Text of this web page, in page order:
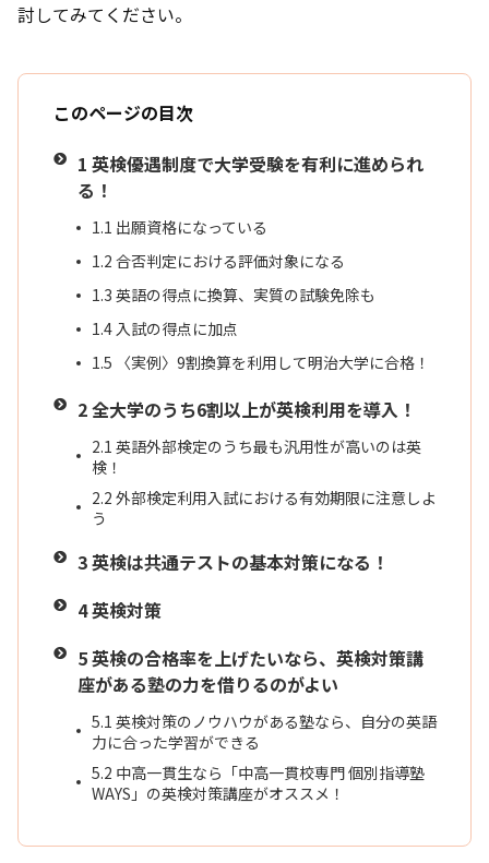
討してみてください。
このページの目次
1 英検優遇制度で大学受験を有利に進められ
る！
1.1 出願資格になっている
1.2 合否判定における評価対象になる
1.3 英語の得点に換算、実質の試験免除も
1.4入試の得点に加点
1.5 〈実例〉9割換算を利用して明治大学に合格！
2全大学のうち6割以上が英検利用を導入！
2.1 英語外部検定のうち最も汎用性が高いのは英
検！
2.2 外部検定利用入試における有効期限に注意しよ
う
3英検は共通テストの基本対策になる！
4英検対策
5英検の合格率を上げたいなら、英検対策講
座がある塾の力を借りるのがよい
5.1 英検対策のノウハウがある塾なら、自分の英語
力に合った学習ができる
5.2 中高一貫生なら「中高一貫校専門 個別指導塾
WAYS」の英検対策講座がオススメ！